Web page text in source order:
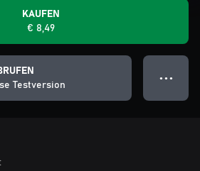
KAUFEN
€ 8,49
Testversion
● ● ●